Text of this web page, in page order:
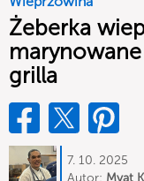
Żeberka
grilla
7. 10. 2025
Autor: Myat